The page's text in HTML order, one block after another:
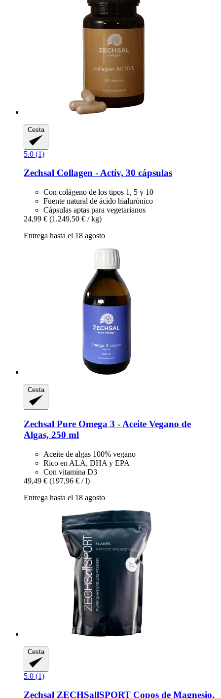
Cesta
5.0 (1)
Zechsal Collagen -​ Activ, 30 cápsulas
Con colágeno de los tipos 1, 5 y 10
Fuente natural de ácido hialurónico
Cápsulas aptas para vegetarianos
24,99 € (1.249,50 € / kg)
Entrega hasta el 18 agosto
Cesta
Zechsal Pure Omega 3 -​ Aceite Vegano de
Algas, 250 ml
Aceite de algas 100% vegano
Rico en ALA, DHA y EPA
Con vitamina D3
49,49 € (197,96 € / l)
Entrega hasta el 18 agosto
Cesta
5.0 (1)
Zechsal ZECHSallSPORT Copos de Magnesio,